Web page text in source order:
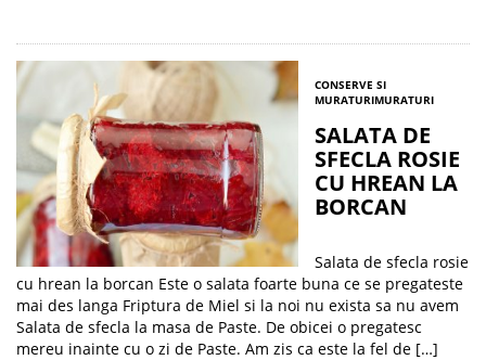
CONSERVE SI
MURATURIMURATURI
SALATA DE
SFECLA ROSIE
CU HREAN LA
BORCAN
Salata de sfecla rosie
cu hrean la borcan Este o salata foarte buna ce se pregateste
mai des langa Friptura de Miel si la noi nu exista sa nu avem
Salata de sfecla la masa de Paste. De obicei o pregatesc
mereu inainte cu o zi de Paste. Am zis ca este la fel de […]